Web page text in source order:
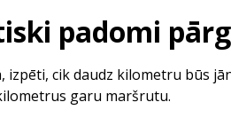
padomi
izpēti, cik daudz kilometru būs
garu maršrutu.